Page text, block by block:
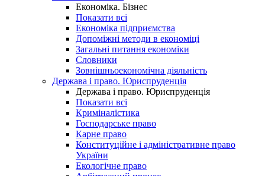
Економіка. Бізнес
Показати всі
Економіка підприємства
Допоміжні методи в економіці
Загальні питання економіки
Словники
Зовнішньоекономічна діяльність
Держава і право. Юриспруденція
Держава і право. Юриспруденція
Показати всі
Криміналістика
Господарське право
Карне право
Конституційне і адміністративне право
України
Екологічне право